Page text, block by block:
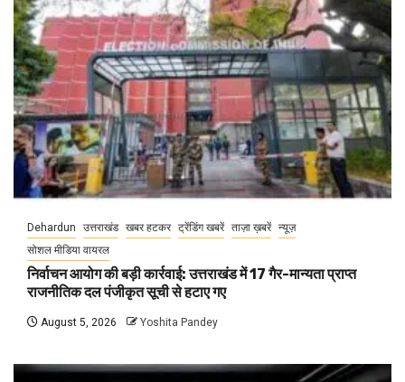
Dehardun उत्तराखंड खबर हटकर ट्रेंडिंग खबरें ताज़ा ख़बरें न्यूज़
सोशल मीडिया वायरल
निर्वाचन आयोग की बड़ी कार्रवाई: उत्तराखंड में 17 गैर-मान्यता प्राप्त
राजनीतिक दल पंजीकृत सूची से हटाए गए
August 5, 2026 Yoshita Pandey